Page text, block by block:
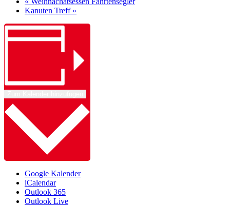
Kanuten Treff »
Google Kalender
iCalendar
Outlook 365
Outlook Live